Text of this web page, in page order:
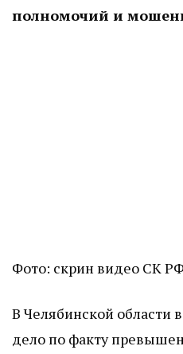
полномочий и
Фото: скрин видео СК
В Челябинской области
дело по факту